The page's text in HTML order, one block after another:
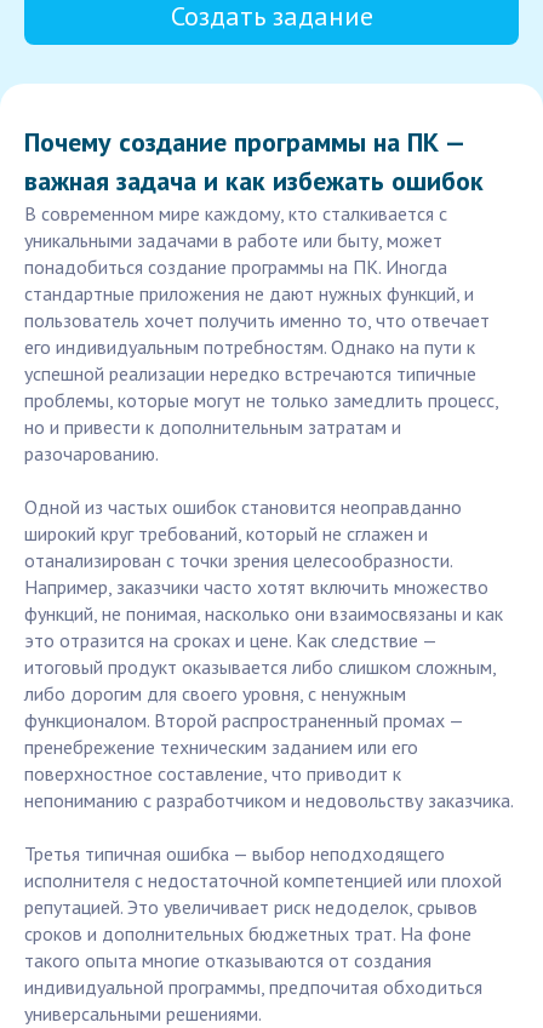
Создать задание
Почему создание программы на ПК —
важная задача и как избежать ошибок
В современном мире каждому, кто сталкивается с
уникальными задачами в работе или быту, может
понадобиться создание программы на ПК. Иногда
стандартные приложения не дают нужных функций, и
пользователь хочет получить именно то, что отвечает
его индивидуальным потребностям. Однако на пути к
успешной реализации нередко встречаются типичные
проблемы, которые могут не только замедлить процесс,
но и привести к дополнительным затратам и
разочарованию.
Одной из частых ошибок становится неоправданно
широкий круг требований, который не сглажен и
отанализирован с точки зрения целесообразности.
Например, заказчики часто хотят включить множество
функций, не понимая, насколько они взаимосвязаны и как
это отразится на сроках и цене. Как следствие —
итоговый продукт оказывается либо слишком сложным,
либо дорогим для своего уровня, с ненужным
функционалом. Второй распространенный промах —
пренебрежение техническим заданием или его
поверхностное составление, что приводит к
непониманию с разработчиком и недовольству заказчика.
Третья типичная ошибка — выбор неподходящего
исполнителя с недостаточной компетенцией или плохой
репутацией. Это увеличивает риск недоделок, срывов
сроков и дополнительных бюджетных трат. На фоне
такого опыта многие отказываются от создания
индивидуальной программы, предпочитая обходиться
универсальными решениями.